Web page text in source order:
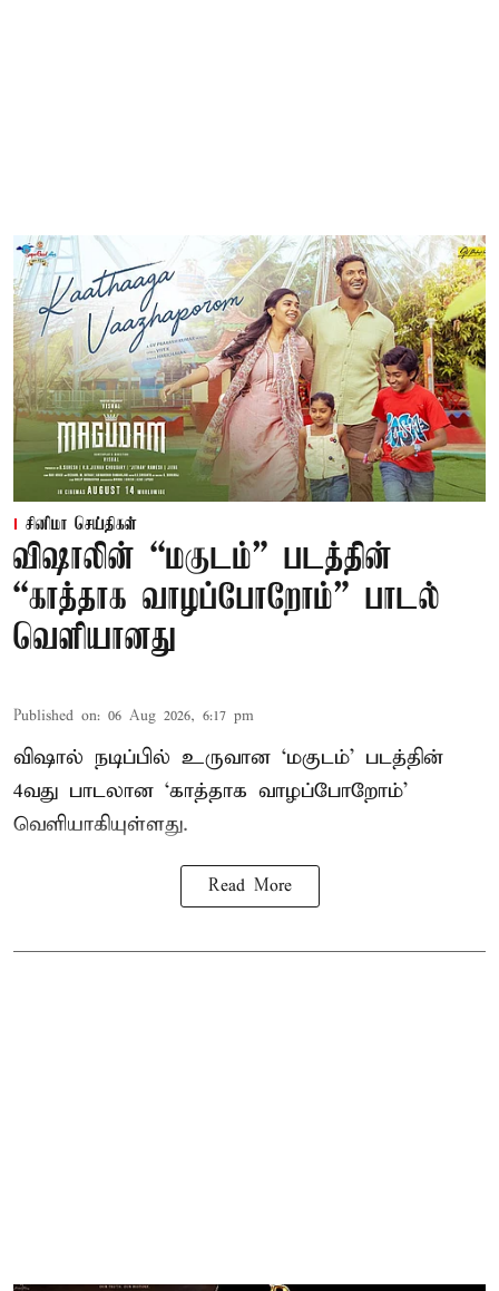
சினிமா செய்திகள்
விஷாலின் “மகுடம்” படத்தின்
“காத்தாக வாழப்போறோம்” பாடல்
வெளியானது
Published on: 06 Aug 2026, 6:17 pm
விஷால் நடிப்பில் உருவான ‘மகுடம்’ படத்தின்
4வது பாடலான ‘காத்தாக வாழப்போறோம்’
வெளியாகியுள்ளது.
Read More